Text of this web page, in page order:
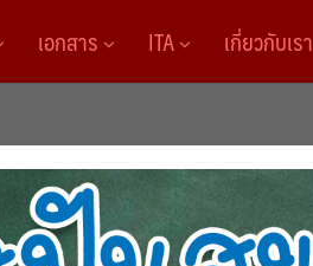
เอกสาร ITA เกี่ยวกับเรา